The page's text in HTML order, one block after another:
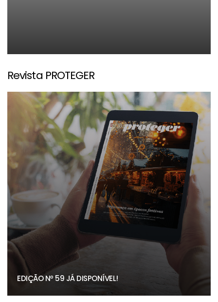
Revista PROTEGER
EDIÇÃO Nº 59 JÁ DISPONÍVEL!